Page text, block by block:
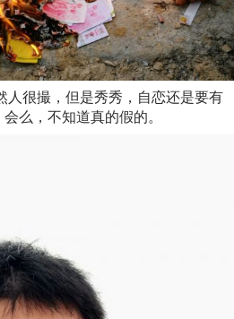
人很撮，但是秀秀，自恋还是要有
么，不知道真的假的。